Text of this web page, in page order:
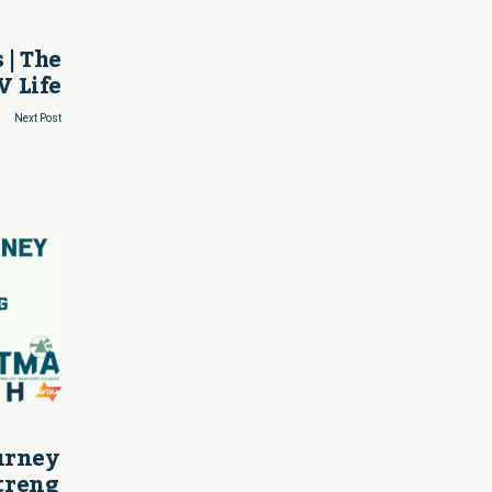
The
Life
Next Post